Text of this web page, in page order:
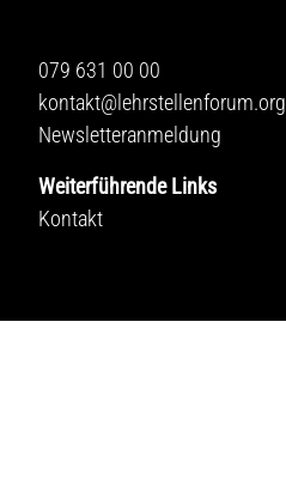
079 631 00 00
kontakt@lehrstellenforum.org
Newsletteranmeldung
Weiterführende Links
Kontakt